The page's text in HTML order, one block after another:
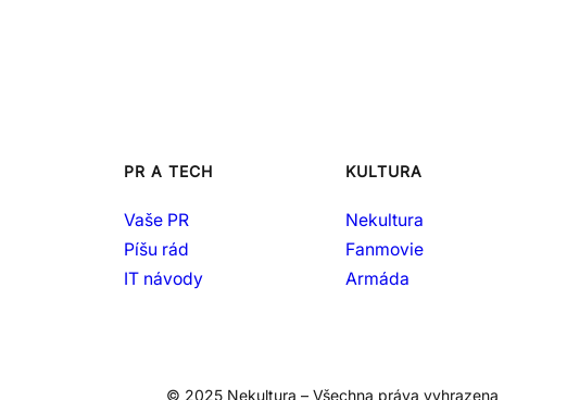
PR A TECH
Vaše PR
Píšu rád
IT návody
KULTURA
Nekultura
Fanmovie
Armáda
© 2025 Nekultura – Všechna práva vyhrazena